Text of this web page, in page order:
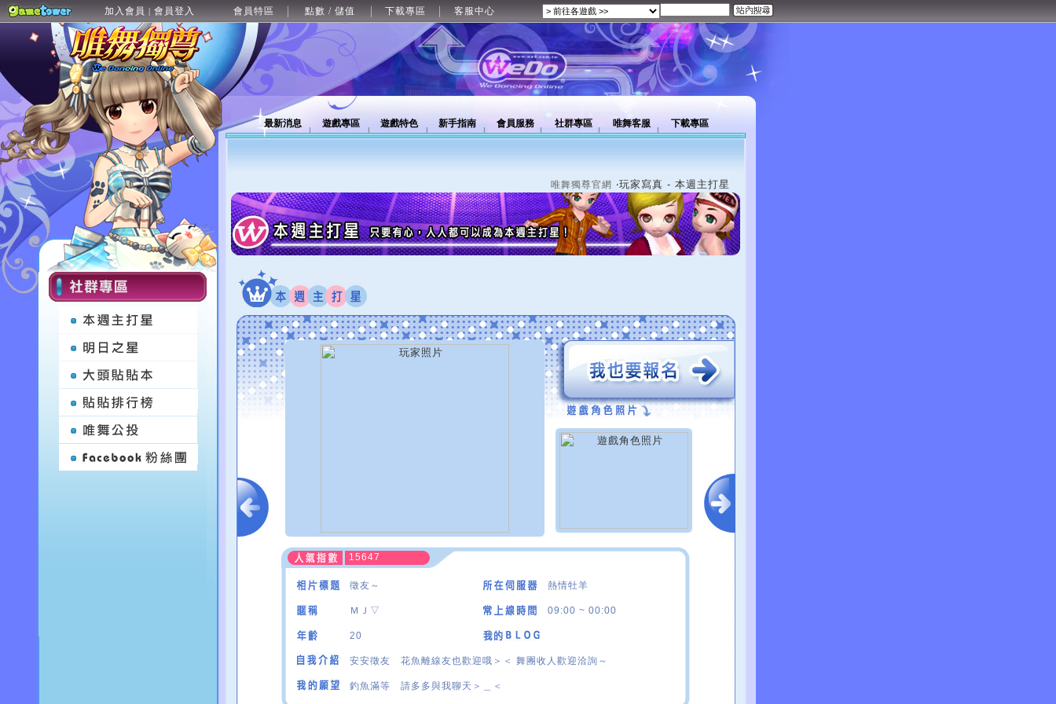
加入會員 | 會員登入 會員特區 點數 / 儲值 下載專區 客服中心
最新消息 遊戲專區 遊戲特色 新手指南 會員服務 社群專區 唯舞客服 下載專區
唯舞獨尊官網 ‧玩家寫真 - 本週主打星
15647
徵友～ 熱情牡羊
ＭＪ▽ 09:00 ~ 00:00
20
安安徵友 花魚離線友也歡迎哦＞＜ 舞團收人歡迎洽詢～
釣魚滿等 請多多與我聊天＞＿＜